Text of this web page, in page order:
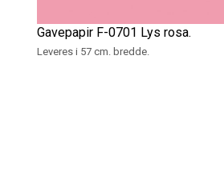
Gavepapir F-0701 Lys rosa.
Leveres i 57 cm. bredde.